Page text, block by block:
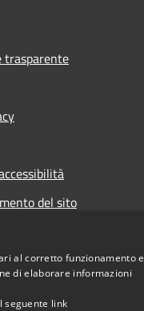
trasparente
del sito
al corretto funzionamento e
di elaborare informazioni
seguente link